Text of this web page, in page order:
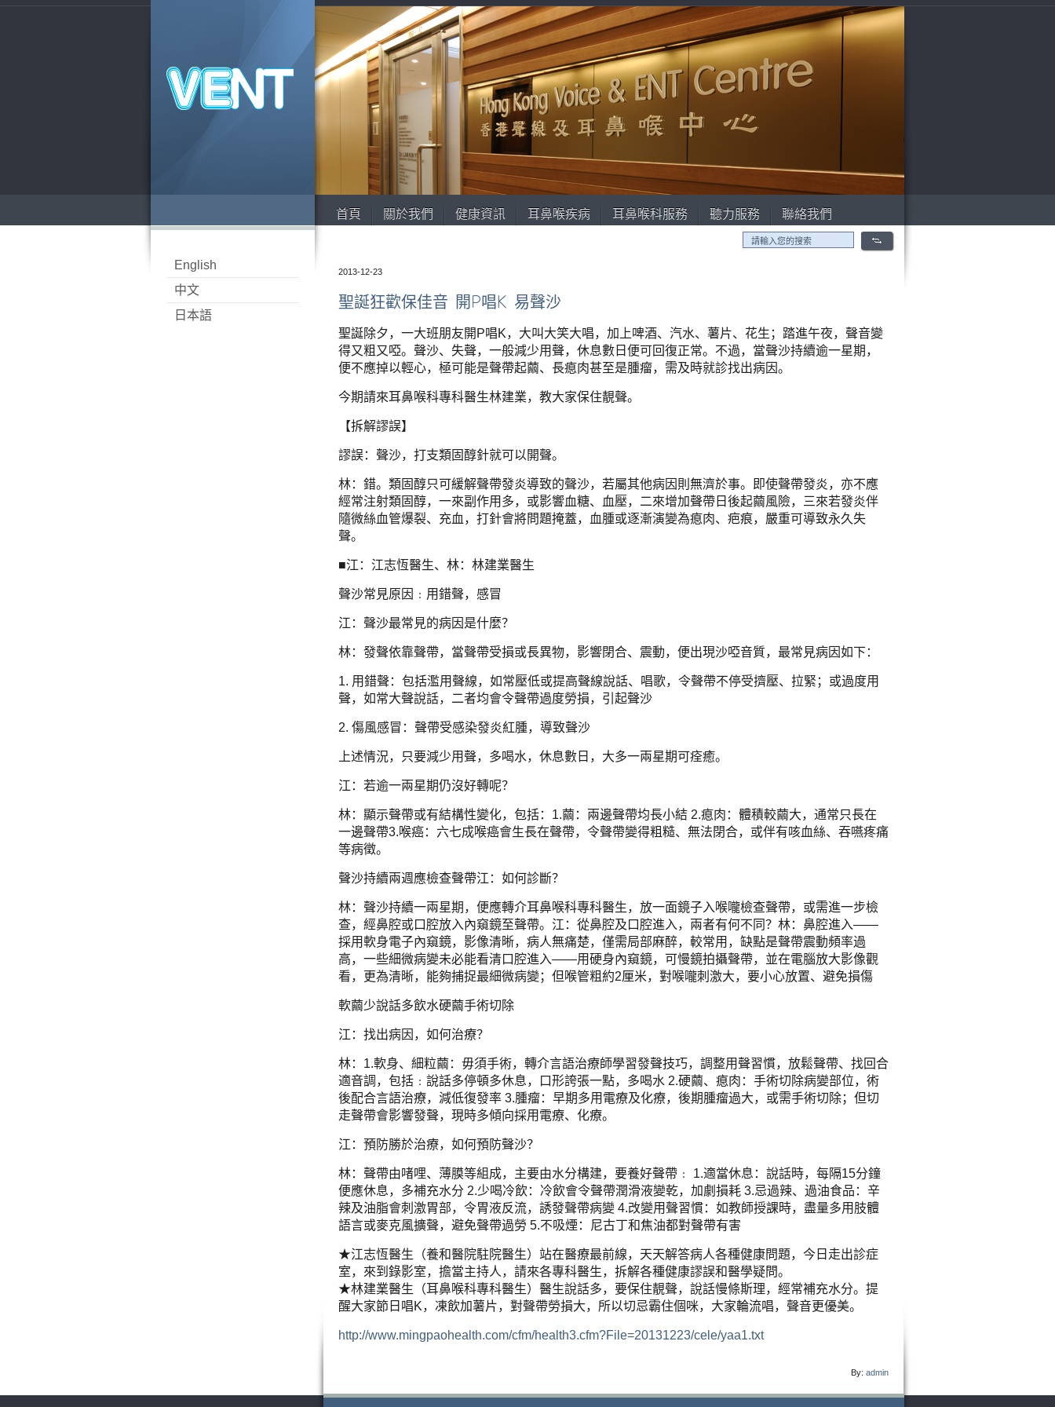
English
中文
日本語
首頁 關於我們 健康資訊 耳鼻喉疾病 耳鼻喉科服務 聽力服務 聯絡我們
2013-12-23
聖誕狂歡保佳音 開P唱K 易聲沙
聖誕除夕，一大班朋友開P唱K，大叫大笑大唱，加上啤酒、汽水、薯片、花生；踏進午夜，聲音變
得又粗又啞。聲沙、失聲，一般減少用聲，休息數日便可回復正常。不過，當聲沙持續逾一星期，
便不應掉以輕心，極可能是聲帶起繭、長瘜肉甚至是腫瘤，需及時就診找出病因。
今期請來耳鼻喉科專科醫生林建業，教大家保住靚聲。
【拆解謬誤】
謬誤：聲沙，打支類固醇針就可以開聲。
林：錯。類固醇只可緩解聲帶發炎導致的聲沙，若屬其他病因則無濟於事。即使聲帶發炎，亦不應
經常注射類固醇，一來副作用多，或影響血糖、血壓，二來增加聲帶日後起繭風險，三來若發炎伴
隨微絲血管爆裂、充血，打針會將問題掩蓋，血腫或逐漸演變為瘜肉、疤痕，嚴重可導致永久失
聲。
■江：江志恆醫生、林：林建業醫生
聲沙常見原因﹕用錯聲，感冒
江：聲沙最常見的病因是什麼？
林：發聲依靠聲帶，當聲帶受損或長異物，影響閉合、震動，便出現沙啞音質，最常見病因如下：
1. 用錯聲：包括濫用聲線，如常壓低或提高聲線說話、唱歌，令聲帶不停受擠壓、拉緊；或過度用
聲，如常大聲說話，二者均會令聲帶過度勞損，引起聲沙
2. 傷風感冒：聲帶受感染發炎紅腫，導致聲沙
上述情況，只要減少用聲，多喝水，休息數日，大多一兩星期可痊癒。
江：若逾一兩星期仍沒好轉呢？
林：顯示聲帶或有結構性變化，包括：1.繭：兩邊聲帶均長小結 2.瘜肉：體積較繭大，通常只長在
一邊聲帶3.喉癌：六七成喉癌會生長在聲帶，令聲帶變得粗糙、無法閉合，或伴有咳血絲、吞嚥疼痛
等病徵。
聲沙持續兩週應檢查聲帶江：如何診斷？
林：聲沙持續一兩星期，便應轉介耳鼻喉科專科醫生，放一面鏡子入喉嚨檢查聲帶，或需進一步檢
查，經鼻腔或口腔放入內窺鏡至聲帶。江：從鼻腔及口腔進入，兩者有何不同？林：鼻腔進入——
採用軟身電子內窺鏡，影像清晰，病人無痛楚，僅需局部麻醉，較常用，缺點是聲帶震動頻率過
高，一些細微病變未必能看清口腔進入——用硬身內窺鏡，可慢鏡拍攝聲帶，並在電腦放大影像觀
看，更為清晰，能夠捕捉最細微病變；但喉管粗約2厘米，對喉嚨刺激大，要小心放置、避免損傷
軟繭少說話多飲水硬繭手術切除
江：找出病因，如何治療？
林：1.軟身、細粒繭：毋須手術，轉介言語治療師學習發聲技巧，調整用聲習慣，放鬆聲帶、找回合
適音調，包括﹕說話多停頓多休息，口形誇張一點，多喝水 2.硬繭、瘜肉：手術切除病變部位，術
後配合言語治療，減低復發率 3.腫瘤：早期多用電療及化療，後期腫瘤過大，或需手術切除；但切
走聲帶會影響發聲，現時多傾向採用電療、化療。
江：預防勝於治療，如何預防聲沙？
林：聲帶由啫哩、薄膜等組成，主要由水分構建，要養好聲帶﹕ 1.適當休息：說話時，每隔15分鐘
便應休息，多補充水分 2.少喝冷飲：冷飲會令聲帶潤滑液變乾，加劇損耗 3.忌過辣、過油食品：辛
辣及油脂會刺激胃部，令胃液反流，誘發聲帶病變 4.改變用聲習慣：如教師授課時，盡量多用肢體
語言或麥克風擴聲，避免聲帶過勞 5.不吸煙：尼古丁和焦油都對聲帶有害
★江志恆醫生（養和醫院駐院醫生）站在醫療最前線，天天解答病人各種健康問題，今日走出診症
室，來到錄影室，擔當主持人，請來各專科醫生，拆解各種健康謬誤和醫學疑問。
★林建業醫生（耳鼻喉科專科醫生）醫生說話多，要保住靚聲，說話慢條斯理，經常補充水分。提
醒大家節日唱K，凍飲加薯片，對聲帶勞損大，所以切忌霸住個咪，大家輪流唱，聲音更優美。
http://www.mingpaohealth.com/cfm/health3.cfm?File=20131223/cele/yaa1.txt
By: admin